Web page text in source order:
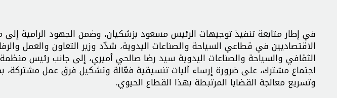
في إطار متابعة تنفيذ توجيهات الرئيس مسعود بزشکیان، وضمن الجهود الرامية إلى
الاقتصاديين في قطاعي السياحة والصناعات اليدوية، شدّد وزير التعاون والعمل
الثقافي والسياحة والصناعات اليدوية سيد رضا صالحي أميري، إلى جانب رئيس منظمة
اجتماع مشترك، على ضرورة إرساء آليات تنسيقية فعّالة وتشكيل فرق عمل
وتسريع معالجة القضايا المرتبطة بهذا القطاع الحيوي.